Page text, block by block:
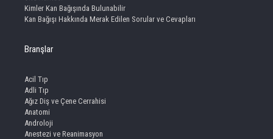
Kimler Kan Bağışında Bulunabilir
Kan Bağışı Hakkında Merak Edilen Sorular ve Cevapları
Branşlar
Acil Tıp
Adli Tıp
Ağız Diş ve Çene Cerrahisi
Anatomi
Androloji
Anestezi ve Reanimasyon